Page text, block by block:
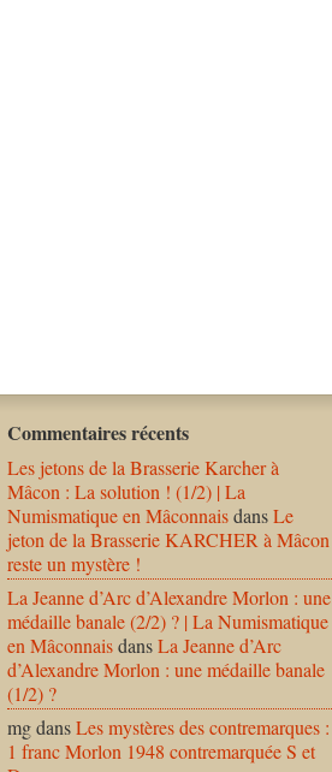
Commentaires récents
Les jetons de la Brasserie Karcher à
Mâcon : La solution ! (1/2) | La
Numismatique en MâconnaisdansLe
jeton de la Brasserie KARCHER à Mâcon
reste un mystère !
La Jeanne d’Arc d’Alexandre Morlon : une
médaille banale (2/2) ? | La Numismatique
en MâconnaisdansLa Jeanne d’Arc
d’Alexandre Morlon : une médaille banale
(1/2) ?
mgdansLes mystères des contremarques :
1 franc Morlon 1948 contremarquée S et